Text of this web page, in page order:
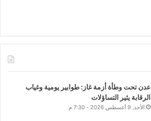
عدن تحت وطأة أزمة غاز: طوابير يومية وغياب
الرقابة يثير التساؤلات
الأحد, 9 أغسطس 2026 - 7:30 م